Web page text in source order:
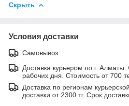
Скрыть
Условия доставки
Самовывоз
Доставка курьером по г. Алматы.
рабочих дня. Стоимость от 700
Доставка по регионам
доставки от 2300 тг. Срок